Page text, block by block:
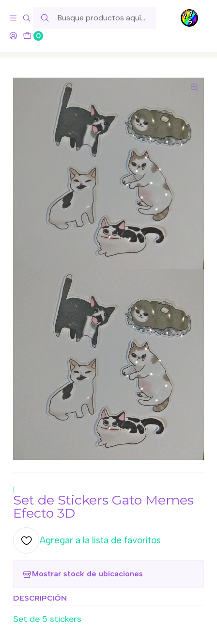
0
Hola! Si tu pedido incluye productos de fabricación propia,
ten en cuenta este tiempo para el despacho
Inicio
|
Set de Stickers Gato Memes
Efecto 3D
Agregar a la lista de favoritos
Mostrar stock de ubicaciones
DESCRIPCIÓN
Set de 5 stickers